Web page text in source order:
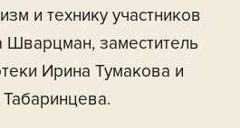
и технику участников
Шварцман, заместитель
Ирина Тумакова и